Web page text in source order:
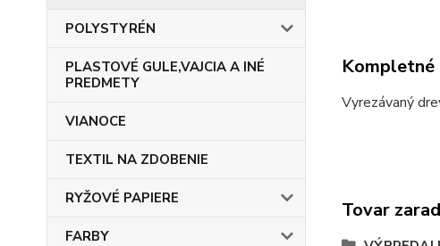
POLYSTYRÉN
PLASTOVÉ GULE,VAJCIA A INÉ
PREDMETY
VIANOCE
TEXTIL NA ZDOBENIE
RYŽOVÉ PAPIERE
FARBY
Kompletné
Vyrezávaný
Tovar